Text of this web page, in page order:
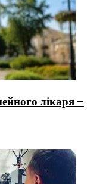
лікаря –